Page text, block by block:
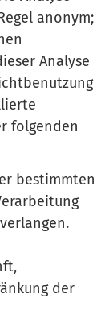
anonym;
Analyse
folgenden
bestimmten
der